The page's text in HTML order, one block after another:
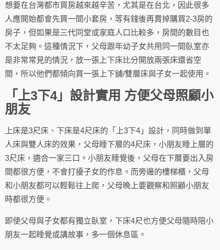
想要在台灣都市買房越來越辛苦，尤其是在台北，因此很多
人應開始都會先買一間小套房，等有錢後再賣掉購買2-3房的
房子，但如果是三代同堂或家庭人口比較多，房間的數目也
不太足夠。這種情況下，父母跟年幼子女共用同一間臥室亦
是非常常見的情況，放一張上下床比分開放兩張床還省空
間，所以他們都傾向買一張上下舖/雙層床與子女一起使用。
「上3下4」設計實用 方便父母照顧小
朋友
上床是3尺床、下床是4尺床的「上3下4」設計，同時做到單
人床與雙人床的效果，父母睡下層的4尺床，小朋友睡上層的
3尺床，適合一家三口。小朋友睡覺後，父母在下層要出入房
間都很方便，不會打擾子女的作息。而旁邊的樓梯櫃，父母
和小朋友都可以輕鬆往上爬，父母晚上要觀察和照顧小朋友
時都很方便。
即使父母與子女都有獨立臥室，下床4尺也方便父母隨時陪小
朋友一起睡覺或講故事，多一個休息區。